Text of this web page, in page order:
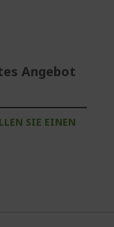
Angebot
SIE EINEN